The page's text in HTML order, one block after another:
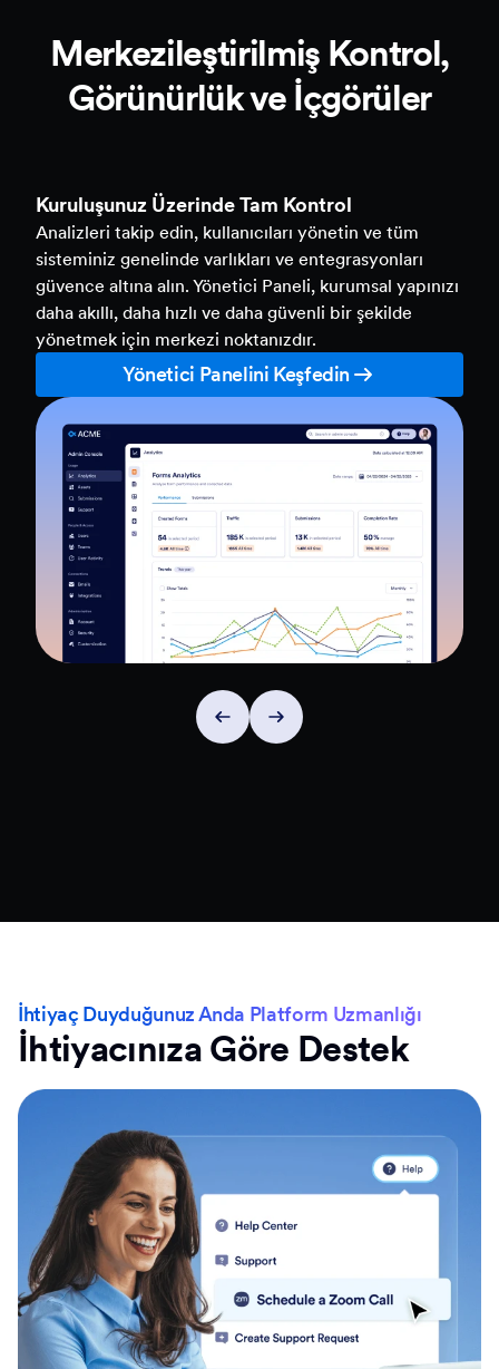
Merkezileştirilmiş Kontrol,
Görünürlük ve İçgörüler
Kuruluşunuz Üzerinde Tam Kontrol
Analizleri takip edin, kullanıcıları yönetin ve tüm
sisteminiz genelinde varlıkları ve entegrasyonları
güvence altına alın. Yönetici Paneli, kurumsal yapınızı
daha akıllı, daha hızlı ve daha güvenli bir şekilde
yönetmek için merkezi noktanızdır.
Yönetici Panelini Keşfedin
İhtiyaç Duyduğunuz Anda Platform Uzmanlığı
İhtiyacınıza Göre Destek